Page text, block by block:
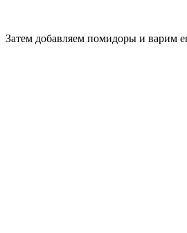
Затем добавляем помидоры и варим